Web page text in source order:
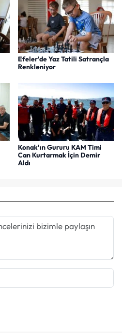
Efeler'de Yaz Tatili Satrançla
Renkleniyor
Konak'ın Gururu KAM Timi
Can Kurtarmak İçin Demir
Aldı